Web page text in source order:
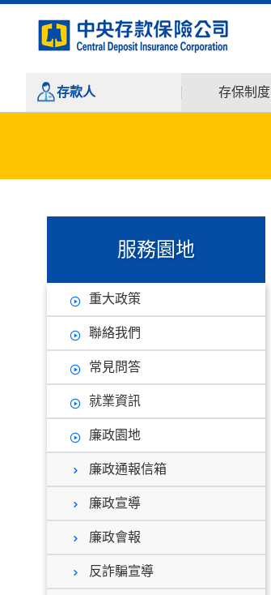
存款人 存保制度
服務園地
重大政策
聯絡我們
常見問答
就業資訊
廉政園地
廉政通報信箱
廉政宣導
廉政會報
反詐騙宣導